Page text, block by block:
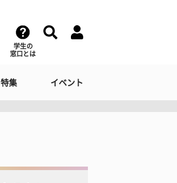
学生の
窓口とは
特集 イベント